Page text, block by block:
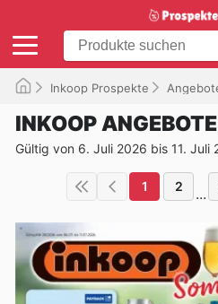
Inkoop Prospekte
INKOOP ANGEBOTE
Gültig von 6. Juli 2026 bis 11. Juli
1 2 ...